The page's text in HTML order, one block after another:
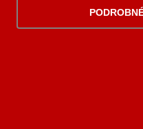
Možnosti dopravy